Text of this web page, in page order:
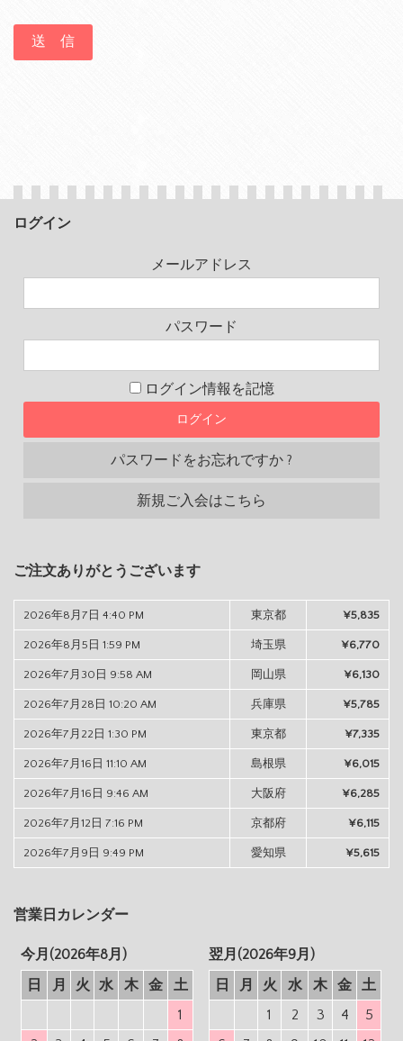
ログイン
メールアドレス
パスワード
ログイン情報を記憶
パスワードをお忘れですか ?
新規ご入会はこちら
ご注文ありがとうございます
2026年8月7日 4:40 PM 東京都 ¥5,835
2026年8月5日 1:59 PM 埼玉県 ¥6,770
2026年7月30日 9:58 AM 岡山県 ¥6,130
2026年7月28日 10:20 AM 兵庫県 ¥5,785
2026年7月22日 1:30 PM 東京都 ¥7,335
2026年7月16日 11:10 AM 島根県 ¥6,015
2026年7月16日 9:46 AM 大阪府 ¥6,285
2026年7月12日 7:16 PM 京都府 ¥6,115
2026年7月9日 9:49 PM 愛知県 ¥5,615
営業日カレンダー
今月(2026年8月)
日
月 火 水 木 金
土
1
翌月(2026年9月)
日
月 火 水 木 金
土
1
2 3 4
5